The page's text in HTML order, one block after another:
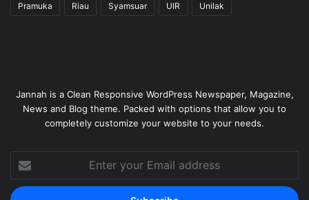
Pramuka Riau Syamsuar UIR Unilak
Jannah is a Clean Responsive WordPress Newspaper, Magazine,
News and Blog theme. Packed with options that allow you to
completely customize your website to your needs.
your
Email